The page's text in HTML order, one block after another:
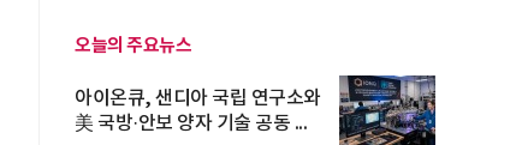
오늘의 주요뉴스
아이온큐, 샌디아 국립 연구소와
美 국방·안보 양자 기술 공동 ...